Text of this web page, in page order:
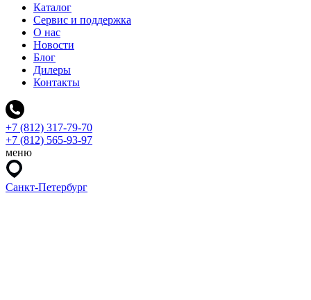
Каталог
Сервис и поддержка
О нас
Новости
Блог
Дилеры
Контакты
+7 (812) 317-79-70
+7 (812) 565-93-97
меню
Санкт-Петербург